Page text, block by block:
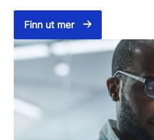
Finn ut mer